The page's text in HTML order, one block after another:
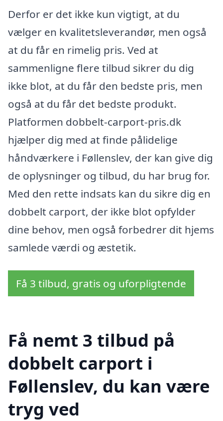
Derfor er det ikke kun vigtigt, at du
vælger en kvalitetsleverandør, men også
at du får en rimelig pris. Ved at
sammenligne flere tilbud sikrer du dig
ikke blot, at du får den bedste pris, men
også at du får det bedste produkt.
Platformen dobbelt-carport-pris.dk
hjælper dig med at finde pålidelige
håndværkere i Føllenslev, der kan give dig
de oplysninger og tilbud, du har brug for.
Med den rette indsats kan du sikre dig en
dobbelt carport, der ikke blot opfylder
dine behov, men også forbedrer dit hjems
samlede værdi og æstetik.
Få 3 tilbud, gratis og uforpligtende
Få nemt 3 tilbud på
dobbelt carport i
Føllenslev, du kan være
tryg ved